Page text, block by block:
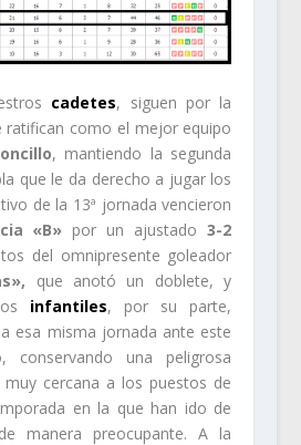
cadetes, siguen por la
ratifican como el mejor equipo
, mantiendo la segunda
que le da derecho a jugar los
de la 13ª jornada vencieron
«B» por un ajustado3-2
del omnipresente goleador
que anotó un doblete, y
infantiles, por su parte,
esa misma jornada ante este
conservando una peligrosa
cercana a los puestos de
en la que han ido de
manera preocupante. A la